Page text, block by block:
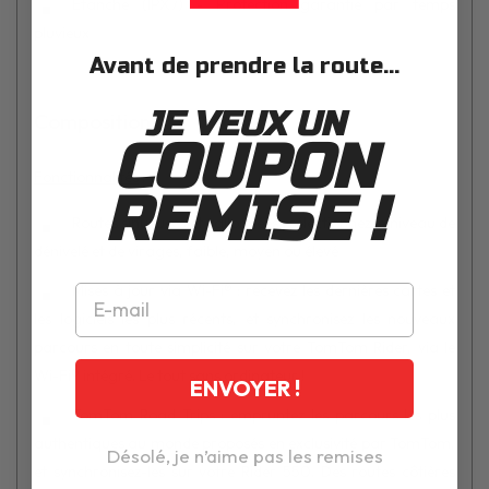
Fonctionnalités:
Routes sinueuses et vallonnées : sélectionnez le niveau de
Mises à jour via Wi-Fi® : recevez les dernières cartes et
les logiciels les plus récents, et synchronisez les nouveaux
TomTom Road Trips : empruntez les parcours les plus
et synchronisez-les sur votre Rider 550. Des routes côtières
Avant de prendre la route...
JE VEUX UN
COUPON
REMISE !
ENVOYER !
Désolé, je n’aime pas les remises